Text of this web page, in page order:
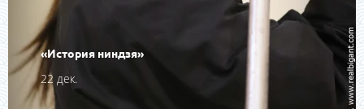
«История ниндзя»
22 дек.